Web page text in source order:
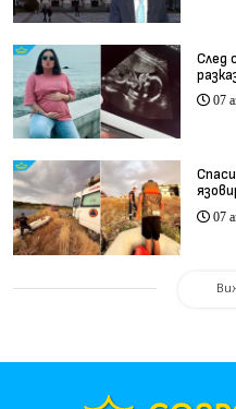
След
при
07
07